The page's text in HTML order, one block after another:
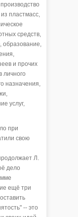
пластмасс,
средств,
образование,
и прочих
личного
назначения,
услуг,
при
свою
Л.
дело
ещё три
-- это